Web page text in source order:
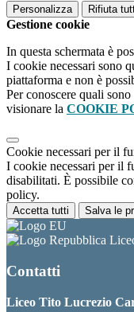
Personalizza Rifiuta
Gestione cookie
In questa schermata è
I cookie necessari sono
piattaforma e non è
Per conoscere quali
visionare la COOKIE
Cookie necessari per il
I cookie necessari per il
disabilitati. È possibile
policy.
Accetta tutti Salva le
Contatti
Liceo Tito Lucrezio